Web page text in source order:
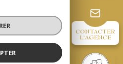
Agence du Chateau
CONTACTER
L'AGENCE